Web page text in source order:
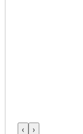
‹ ›